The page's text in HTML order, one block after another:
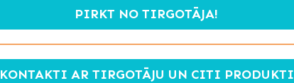
PIRKT NO TIRGOTĀJA!
KONTAKTI AR TIRGOTĀJU UN CITI PRODUKTI